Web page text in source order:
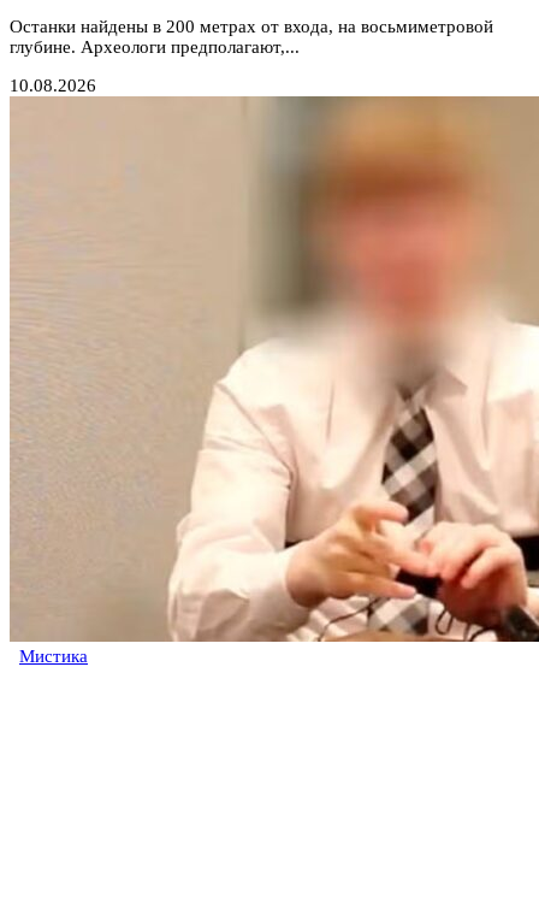
Останки найдены в 200 метрах от входа, на восьмиметровой
глубине. Археологи предполагают,...
10.08.2026
Мистика